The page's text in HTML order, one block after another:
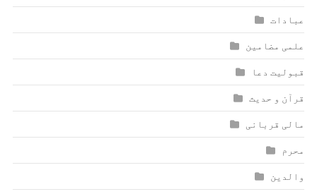
عبادات
علمی مضامین
قبولیت دعا
قرآن و حدیث
مالی قربانی
محرم
والدین